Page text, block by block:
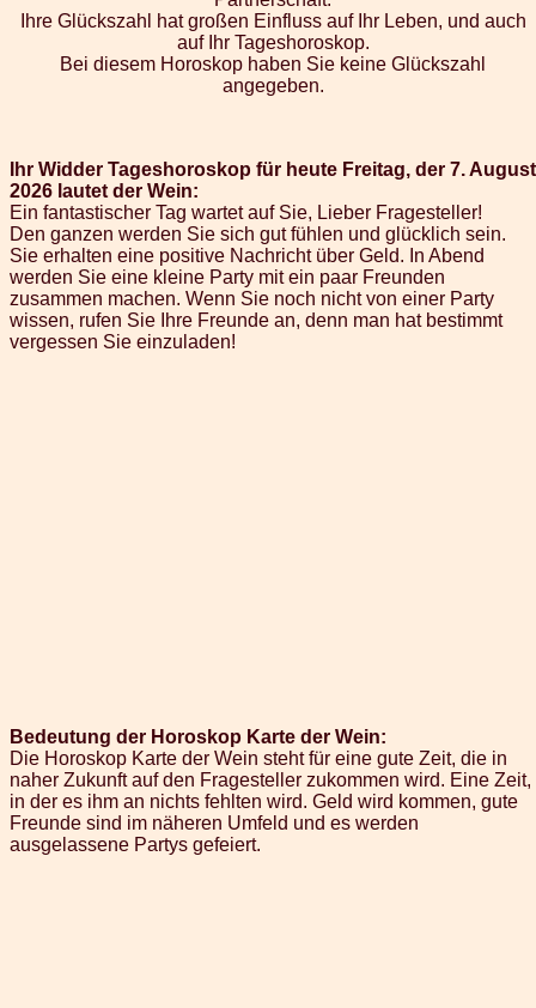
Ihre Glückszahl hat großen Einfluss auf Ihr Leben, und auch
auf Ihr Tageshoroskop.
Bei diesem Horoskop haben Sie keine Glückszahl
angegeben.
Ihr Widder Tageshoroskop für heute Freitag, der 7. August
2026 lautet der Wein:
Ein fantastischer Tag wartet auf Sie, Lieber Fragesteller!
Den ganzen werden Sie sich gut fühlen und glücklich sein.
Sie erhalten eine positive Nachricht über Geld. In Abend
werden Sie eine kleine Party mit ein paar Freunden
zusammen machen. Wenn Sie noch nicht von einer Party
wissen, rufen Sie Ihre Freunde an, denn man hat bestimmt
vergessen Sie einzuladen!
Bedeutung der Horoskop Karte der Wein:
Die Horoskop Karte der Wein steht für eine gute Zeit, die in
naher Zukunft auf den Fragesteller zukommen wird. Eine Zeit,
in der es ihm an nichts fehlten wird. Geld wird kommen, gute
Freunde sind im näheren Umfeld und es werden
ausgelassene Partys gefeiert.